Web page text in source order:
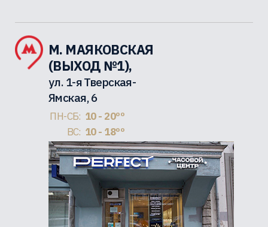
М. МАЯКОВСКАЯ
(ВЫХОД №1),
ул. 1-я Тверская-
Ямская, 6
ПН-СБ: 10 - 20ºº
ВС: 10 - 18ºº